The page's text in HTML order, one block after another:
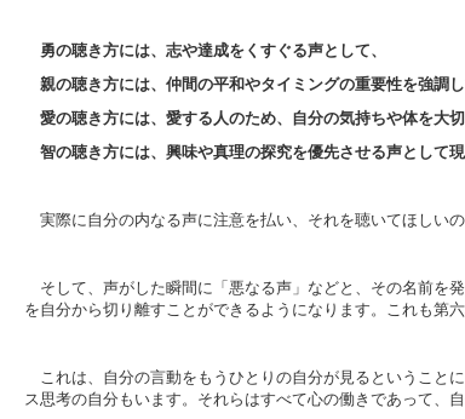
勇の聴き方には、志や達成をくすぐる声として、
親の聴き方には、仲間の平和やタイミングの重要性を強調し
愛の聴き方には、愛する人のため、自分の気持ちや体を大切
智の聴き方には、興味や真理の探究を優先させる声として現
実際に自分の内なる声に注意を払い、それを聴いてほしいの
そして、声がした瞬間に「悪なる声」などと、その名前を
を自分から切り離すことができるようになります。これも第
これは、自分の言動をもうひとりの自分が見るということ
ス思考の自分もいます。それらはすべて心の働きであって、